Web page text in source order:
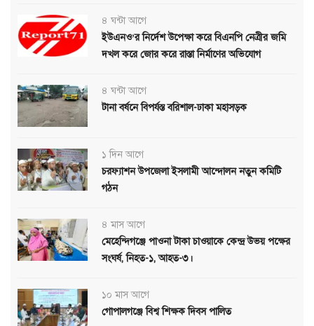
৪ ঘন্টা আগে
ইউএনও’র নির্দেশ উপেক্ষা করে বিএনপি নেত্রীর জমি
দখল করে জোর করে রাস্তা নির্মাণের অভিযোগ
৪ ঘন্টা আগে
টানা বর্ষনে বিপর্যস্ত বরিশাল-ঢাকা মহাসড়ক
১ দিন আগে
চরফ্যাশন উপজেলা ইসলামী আন্দোলন নতুন কমিটি
গঠন
৪ মাস আগে
মেহেন্দিগঞ্জে পাওনা টাকা চাওয়াকে কেন্দ্র উভয় পক্ষের
সংঘর্ষ, নিহত-১, আহত-৩।
১০ মাস আগে
গোপালগঞ্জে বিশ্ব শিক্ষক দিবস পালিত